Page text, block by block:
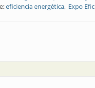
eficiencia energética Expo
about Congresos y exposiciones